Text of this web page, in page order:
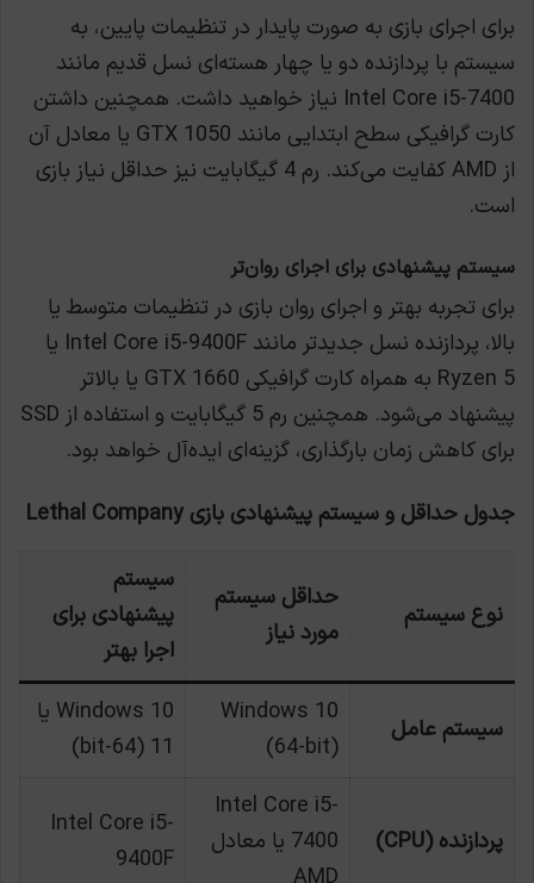
برای اجرای بازی به صورت پایدار در تنظیمات پایین، به
سیستم با پردازنده دو یا چهار هسته‌ای نسل قدیم مانند
Intel Core i5-7400 نیاز خواهید داشت. همچنین داشتن
کارت گرافیکی سطح ابتدایی مانند GTX 1050 یا معادل آن
از AMD کفایت می‌کند. رم 4 گیگابایت نیز حداقل نیاز بازی
است.
سیستم پیشنهادی برای اجرای روان‌تر
برای تجربه بهتر و اجرای روان بازی در تنظیمات متوسط یا
بالا، پردازنده نسل جدیدتر مانند Intel Core i5-9400F یا
Ryzen 5 به همراه کارت گرافیکی GTX 1660 یا بالاتر
پیشنهاد می‌شود. همچنین رم 5 گیگابایت و استفاده از SSD
برای کاهش زمان بارگذاری، گزینه‌ای ایده‌آل خواهد بود.
جدول حداقل و سیستم پیشنهادی بازی Lethal Company
نوع سیستم
حداقل سیستم
مورد نیاز
سیستم
پیشنهادی برای
اجرا بهتر
سیستم عامل
Windows 10
(64-bit)
Windows 10 یا
11 (64-bit)
پردازنده (CPU)
Intel Core i5-
7400 یا معادل
Intel Core i5-
9400F